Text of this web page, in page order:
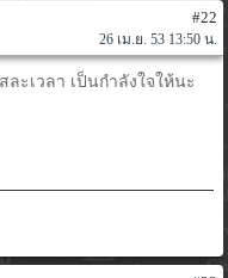
#22
26 เม.ย. 53 13:50 น.
ะเวลา เป็นกำลังใจให้นะ